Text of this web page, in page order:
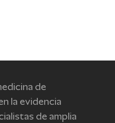
de
la evidencia
de amplia